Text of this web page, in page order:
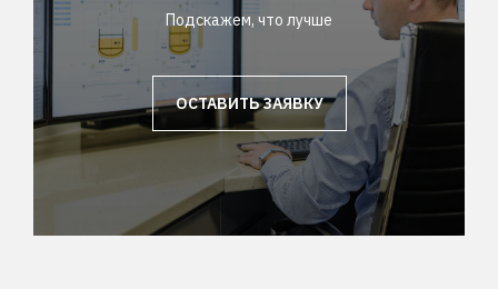
Подскажем, что лучше
ОСТАВИТЬ ЗАЯВКУ